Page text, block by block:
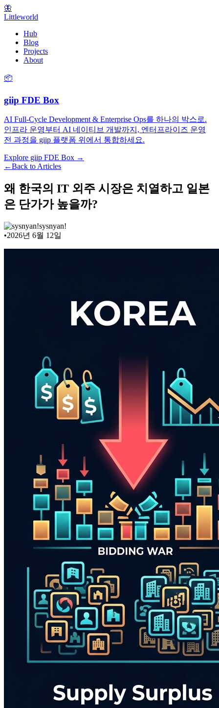
🦋
Littleworld
Hub
Blog
Projects
About
📦
giip FDE Box
AI Full-Cycle Development & Enterprise Ops를 하나의 박스로.
인프라 운영부터 AI 네이티브 개발까지, 엔터프라이즈 운영
전 과정을 giip 플랫폼 위에서 통합하세요.
Explore giip FDE Box →
←Back to Articles
왜 한국의 IT 외주 시장은 치열하고 일본
은 단가가 높을까?
sysnyan!
•2026년 6월 12일